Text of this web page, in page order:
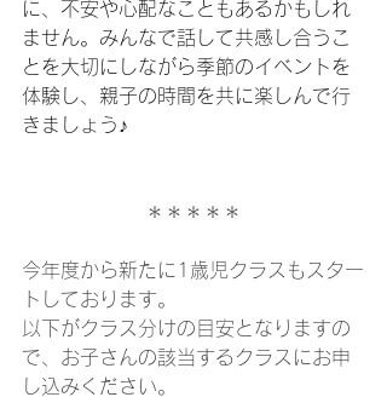
に、不安や心配なこともあるかもしれ
ません。みんなで話して共感し合うこ
とを大切にしながら季節のイベントを
体験し、親子の時間を共に楽しんで行
きましょう♪
＊＊＊＊＊
今年度から新たに1歳児クラスもスター
トしております。
以下がクラス分けの目安となりますの
で、お子さんの該当するクラスにお申
し込みください。